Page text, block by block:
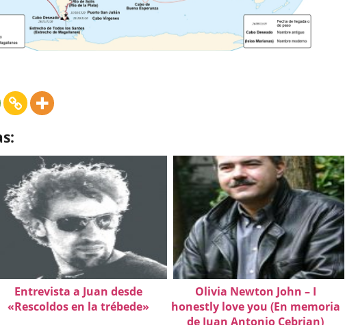
Entrevista a Juan desde
«Rescoldos en la trébede»
Olivia Newton John – I
honestly love you (En memoria
de Juan Antonio Cebrian)